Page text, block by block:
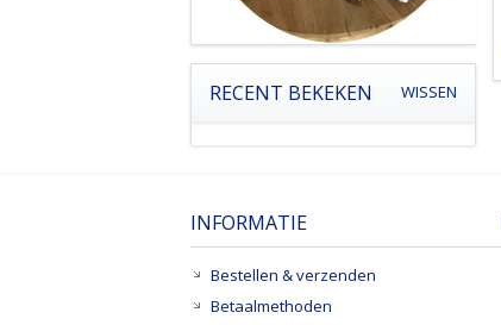
RECENT BEKEKEN WISSEN
INFORMATIE
Bestellen & verzenden
Betaalmethoden